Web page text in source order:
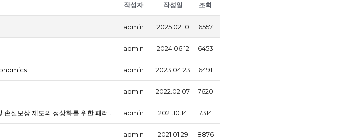
작성자 작성일 조회
admin 2025.02.10 6557
admin 2024.06.12 6453
admin 2023.04.23 6491
admin 2022.02.07 7620
admin 2021.10.14 7314
admin 2021.01.29 8876